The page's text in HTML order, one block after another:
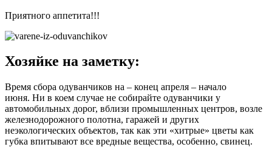
Приятного аппетита!!!
Хозяйке на заметку:
Время сбора одуванчиков на – конец апреля – начало
июня. Ни в коем случае не собирайте одуванчики у
автомобильных дорог, вблизи промышленных центров, возле
железнодорожного полотна, гаражей и других
неэкологических объектов, так как эти «хитрые» цветы как
губка впитывают все вредные вещества, особенно, свинец.